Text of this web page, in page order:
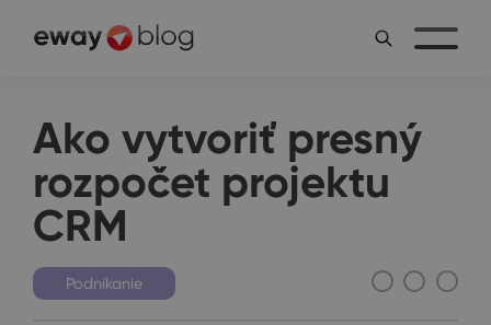
Ako vytvoriť presný
rozpočet projektu
CRM
Podnikanie